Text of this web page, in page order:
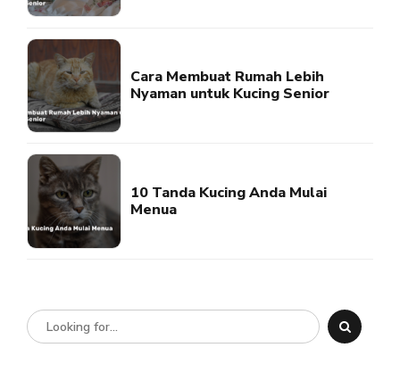
Cara Membuat Rumah Lebih
Nyaman untuk Kucing Senior
10 Tanda Kucing Anda Mulai
Menua